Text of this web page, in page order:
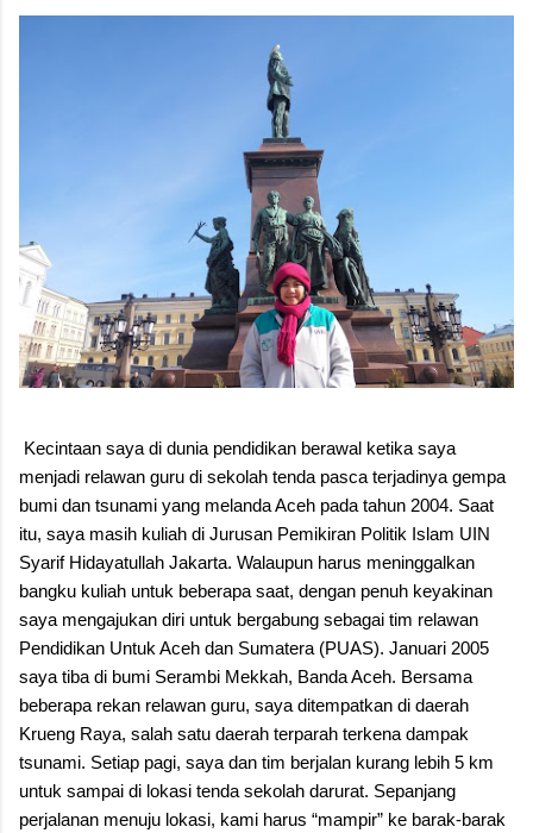
pada anak cucu. Mari kita jaga warisan ini. Karena melalui
sepiring tape uli, kita belajar bahwa cinta pada budaya dimulai
dari hal-hal sederhana, dari meja makan keluarga, hingga ke
hati yang penuh kasih. Order Tape Uli: 08527...
Kecintaan saya di dunia pendidikan berawal ketika saya
menjadi relawan guru di sekolah tenda pasca terjadinya gempa
bumi dan tsunami yang melanda Aceh pada tahun 2004. Saat
itu, saya masih kuliah di Jurusan Pemikiran Politik Islam UIN
Syarif Hidayatullah Jakarta. Walaupun harus meninggalkan
bangku kuliah untuk beberapa saat, dengan penuh keyakinan
saya mengajukan diri untuk bergabung sebagai tim relawan
Pendidikan Untuk Aceh dan Sumatera (PUAS). Januari 2005
saya tiba di bumi Serambi Mekkah, Banda Aceh. Bersama
beberapa rekan relawan guru, saya ditempatkan di daerah
Krueng Raya, salah satu daerah terparah terkena dampak
tsunami. Setiap pagi, saya dan tim berjalan kurang lebih 5 km
untuk sampai di lokasi tenda sekolah darurat. Sepanjang
perjalanan menuju lokasi, kami harus “mampir” ke barak-barak